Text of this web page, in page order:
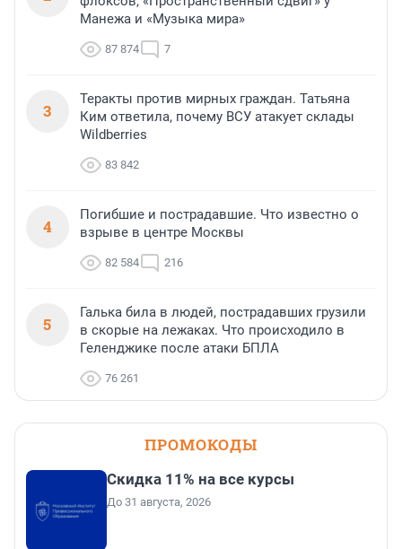
Манежа и «Музыка мира»
87 874 7
3
Теракты против мирных граждан. Татьяна
Ким ответила, почему ВСУ атакует склады
Wildberries
83 842
4
Погибшие и пострадавшие. Что известно о
взрыве в центре Москвы
82 584 216
5
Галька била в людей, пострадавших грузили
в скорые на лежаках. Что происходило в
Геленджике после атаки БПЛА
76 261
ПРОМОКОДЫ
Скидка 11% на все курсы
До 31 августа, 2026